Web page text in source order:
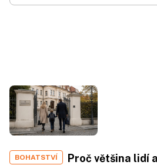
BOHATSTVÍ
Proč většina lidí